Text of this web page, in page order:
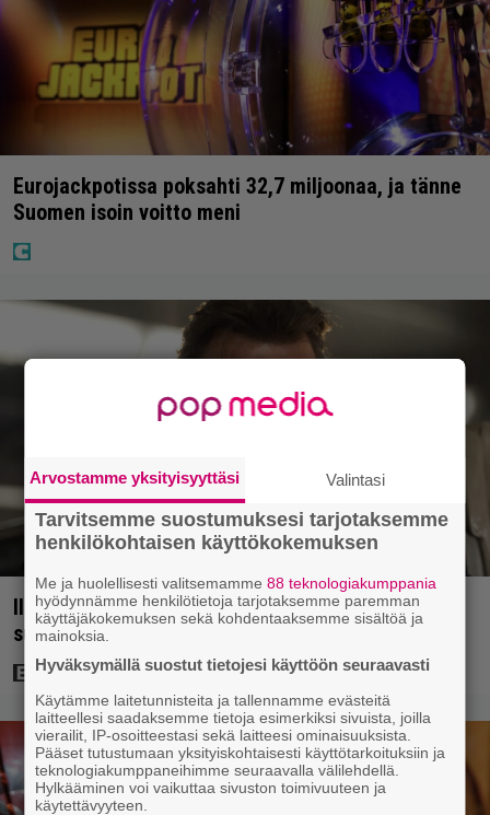
Eurojackpotissa poksahti 32,7 miljoonaa, ja tänne
Suomen isoin voitto meni
Illalla tv:ssä: Vauhdikasta junatoimintaa – leffa
suututti amerikkalaisen pankkijätin
Arvostamme yksityisyyttäsi Valintasi
Tarvitsemme suostumuksesi tarjotaksemme
henkilökohtaisen käyttökokemuksen
Me ja huolellisesti valitsemamme88 teknologiakumppania
hyödynnämme henkilötietoja tarjotaksemme paremman
käyttäjäkokemuksen sekä kohdentaaksemme sisältöä ja
mainoksia.
Hyväksymällä suostut tietojesi käyttöön seuraavasti
Käytämme laitetunnisteita ja tallennamme evästeitä
laitteellesi saadaksemme tietoja esimerkiksi sivuista, joilla
vierailit, IP-osoitteestasi sekä laitteesi ominaisuuksista.
Pääset tutustumaan yksityiskohtaisesti käyttötarkoituksiin ja
teknologiakumppaneihimme seuraavalla välilehdellä.
Hylkääminen voi vaikuttaa sivuston toimivuuteen ja
käytettävyyteen.